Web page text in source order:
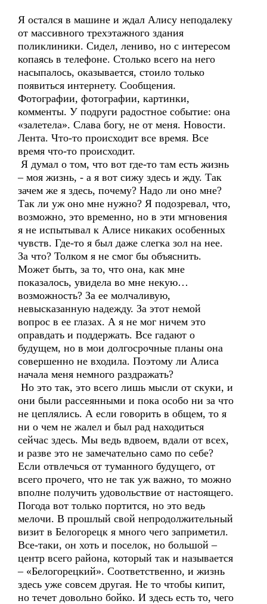
Я остался в машине и ждал Алису неподалеку
от массивного трехэтажного здания
поликлиники. Сидел, лениво, но с интересом
копаясь в телефоне. Столько всего на него
насыпалось, оказывается, стоило только
появиться интернету. Сообщения.
Фотографии, фотографии, картинки,
комменты. У подруги радостное событие: она
«залетела». Слава богу, не от меня. Новости.
Лента. Что-то происходит все время. Все
время что-то происходит.
Я думал о том, что вот где-то там есть жизнь
– моя жизнь, - а я вот сижу здесь и жду. Так
зачем же я здесь, почему? Надо ли оно мне?
Так ли уж оно мне нужно? Я подозревал, что,
возможно, это временно, но в эти мгновения
я не испытывал к Алисе никаких особенных
чувств. Где-то я был даже слегка зол на нее.
За что? Толком я не смог бы объяснить.
Может быть, за то, что она, как мне
показалось, увидела во мне некую…
возможность? За ее молчаливую,
невысказанную надежду. За этот немой
вопрос в ее глазах. А я не мог ничем это
оправдать и поддержать. Все гадают о
будущем, но в мои долгосрочные планы она
совершенно не входила. Поэтому ли Алиса
начала меня немного раздражать?
Но это так, это всего лишь мысли от скуки, и
они были рассеянными и пока особо ни за что
не цеплялись. А если говорить в общем, то я
ни о чем не жалел и был рад находиться
сейчас здесь. Мы ведь вдвоем, вдали от всех,
и разве это не замечательно само по себе?
Если отвлечься от туманного будущего, от
всего прочего, что не так уж важно, то можно
вполне получить удовольствие от настоящего.
Погода вот только портится, но это ведь
мелочи. В прошлый свой непродолжительный
визит в Белогорецк я много чего заприметил.
Все-таки, он хоть и поселок, но большой –
центр всего района, который так и называется
– «Белогорецкий». Соответственно, и жизнь
здесь уже совсем другая. Не то чтобы кипит,
но течет довольно бойко. И здесь есть то, чего